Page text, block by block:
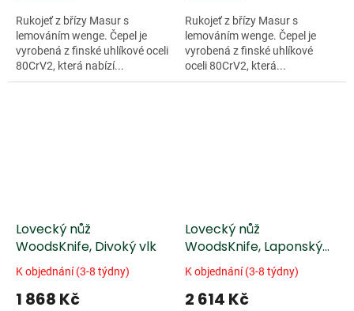
Rukojeť z břízy Masur s
lemováním wenge. Čepel je
vyrobená z finské uhlíkové oceli
80CrV2, která nabízí...
Rukojeť z břízy Masur s
lemováním wenge. Čepel je
vyrobená z finské uhlíkové
oceli 80CrV2, která...
Lovecký nůž
WoodsKnife, Divoký vlk
K objednání (3-8 týdny)
1 868 Kč
Lovecký nůž
WoodsKnife, Laponský
nůž
K objednání (3-8 týdny)
2 614 Kč